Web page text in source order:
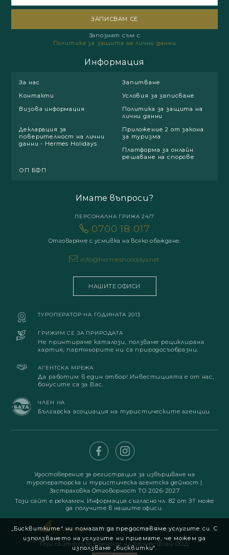
Запознат съм с
Политика за защита на лични данни
Информация
За нас
Запитване
Контакти
Условия за записване
Визова информация
Политика за защита на
лични данни
Декларация за
поверителност на лични
данни - Hermes Holidays
Приложение 2 от закона
за туризма
Платформа за онлайн
решаване на спорове
ОП БФП
Имате въпроси?
ПЕРСОНАЛНА ГРИЖА 24/7
0700 18 017
Отговаряме с усмивка на всяко обаждане.
info@hermesholidays.net
НАШИТЕ ОФИСИ
ТУРОПЕРАТОР НА ГОДИНАТА 2013
ГРИЖИМ СЕ ЗА ПРИРОДАТА
Не принтираме каталози, ползваме рециклирана
хартия, партньорите ни са природосъобразни.
АГЕНТСКА МРЕЖА
Да работим в един отбор! Инвестицията е от нас,
бонусите са за Вас.
ЧЛЕН НА
Българска асоциация на туристическите агенции
Удостоверение за регистрация за извършване на
туроператорска и туристическа агентска дейност |
Застраховка Отговорност ТО 2026-2027
Този сайт е рекламен. Информация съгласно чл. 82 от ЗТ може
да получите в нашите офиси.
© 2019. Всички права запазени
Този сайт е собственост на Хермес Флай ООД.
„Бисквитките“ ни помагат да предоставяме услугите си. С
използването на услугите ни приемате, че можем да
използваме „бисквитки“.